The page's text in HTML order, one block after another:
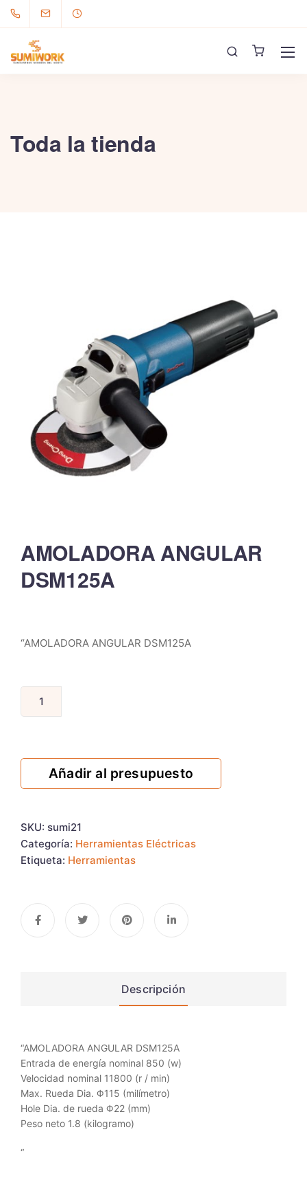
Toda la tienda
AMOLADORA ANGULAR
DSM125A
“AMOLADORA ANGULAR DSM125A
Añadir al presupuesto
SKU: sumi21
Categoría: Herramientas Eléctricas
Etiqueta: Herramientas
Descripción
“AMOLADORA ANGULAR DSM125A
Entrada de energía nominal 850 (w)
Velocidad nominal 11800 (r / min)
Max. Rueda Dia. Φ115 (milímetro)
Hole Dia. de rueda Φ22 (mm)
Peso neto 1.8 (kilogramo)
“